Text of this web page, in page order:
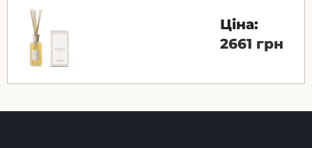
Ціна:
2661 грн